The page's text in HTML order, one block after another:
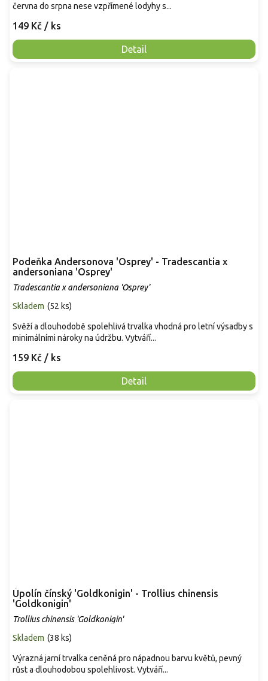
149 Kč / ks
Detail
června do srpna nese vzpřímené lodyhy s...
Podeňka Andersonova 'Osprey' - Tradescantia x
andersoniana 'Osprey'
Tradescantia x andersoniana 'Osprey'
Skladem (52 ks)
159 Kč / ks
Detail
Svěží a dlouhodobě spolehlivá trvalka vhodná pro letní výsadby s
minimálními nároky na údržbu. Vytváří...
Úpolín čínský 'Goldkonigin' - Trollius chinensis
'Goldkonigin'
Trollius chinensis 'Goldkonigin'
Skladem (38 ks)
Výrazná jarní trvalka ceněná pro nápadnou barvu květů, pevný
růst a dlouhodobou spolehlivost. Vytváří...